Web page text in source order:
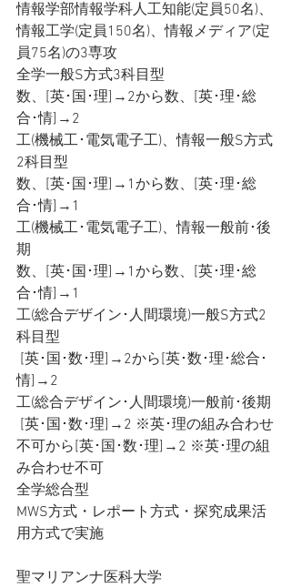
情報学部情報学科人工知能(定員50名)、
情報工学(定員150名)、情報メディア(定
員75名)の3専攻
全学一般S方式3科目型
数、[英･国･理]→2から数、[英･理･総
合･情]→2
工(機械工･電気電子工)、情報一般S方式
2科目型
数、[英･国･理]→1から数、[英･理･総
合･情]→1
工(機械工･電気電子工)、情報一般前･後
期
数、[英･国･理]→1から数、[英･理･総
合･情]→1
工(総合デザイン･人間環境)一般S方式2
科目型
情]→2
工(総合デザイン･人間環境)一般前･後期
不可から[英･国･数･理]→2 ※英･理の組
み合わせ不可
全学総合型
MWS方式・レポート方式・探究成果活
用方式で実施
聖マリアンナ医科大学